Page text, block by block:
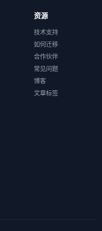
资源
技术支持
如何迁移
合作伙伴
常见问题
博客
文章标签